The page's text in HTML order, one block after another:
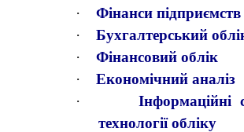
·
Фінанси підприємств
·
Бухгалтерський
·
Фінансовий облік
·
Економічний аналіз
·
Інформаційні
технології обліку